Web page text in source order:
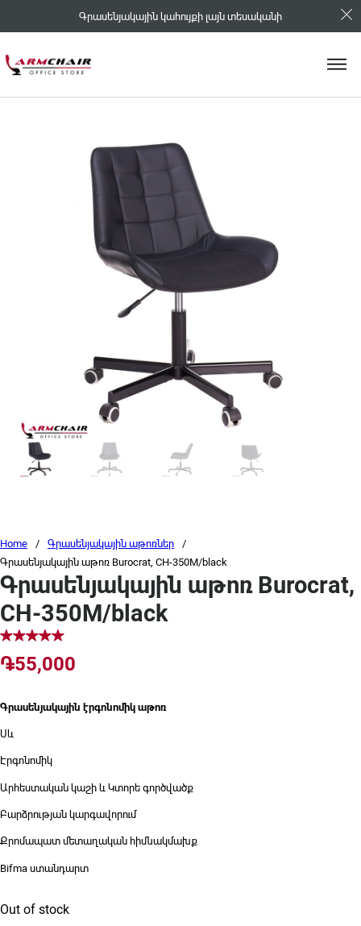
Գրասենյակային կահույքի լայն տեսականի
Home / Գրասենյակային աթոռներ
/
Գրասենյակային աթոռ Burocrat, CH-350M/black
Գրասենյակային աթոռ Burocrat,
CH-350M/black
֏55,000
Գրասենյակային էրգոնոմիկ աթոռ
Սև
Էրգոնոմիկ
Արհեստական կաշի և Կտորե գործվածք
Բարձրության կարգավորում
Քրոմապատ մետաղական հիմնակմախք
Bifma ստանդարտ
Out of stock